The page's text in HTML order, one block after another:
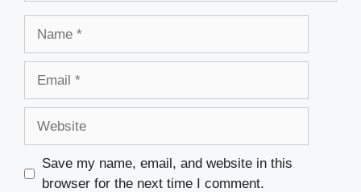
Save my name, email, and website in this
browser for the next time I comment.